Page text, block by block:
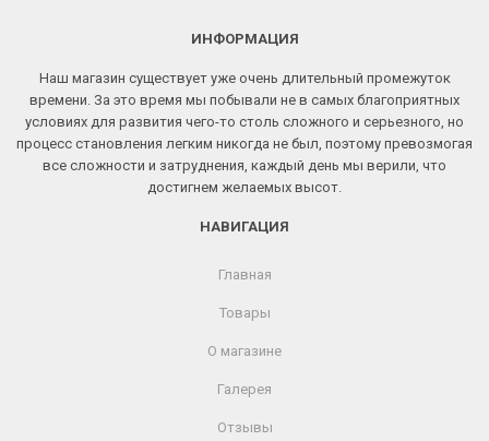
ИНФОРМАЦИЯ
Наш магазин существует уже очень длительный промежуток
времени. За это время мы побывали не в самых благоприятных
условиях для развития чего-то столь сложного и серьезного, но
процесс становления легким никогда не был, поэтому превозмогая
все сложности и затруднения, каждый день мы верили, что
достигнем желаемых высот.
НАВИГАЦИЯ
Главная
Товары
О магазине
Галерея
Отзывы